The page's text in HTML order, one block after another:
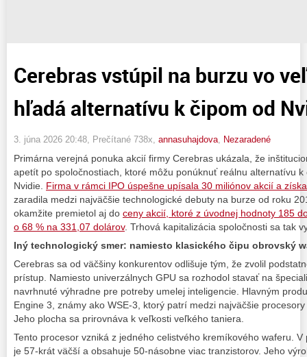
Cerebras vstúpil na burzu vo
hľadá alternatívu k čipom od
3. júna 2026 20:48 , Prečítané 738x, annasuhajdova Nezaradené
Primárna verejná ponuka akcií firmy Cerebras ukázala, že
apetít po spoločnostiach, ktoré môžu ponúknuť reálnu alternatívu
Nvidie. Firma v rámci IPO úspešne upísala 30 miliónov akcií a
zaradila medzi najväčšie technologické debuty na burze od roku
okamžite premietol aj do ceny akcií, ktoré z úvodnej hodnoty 185
o 68 % na 331,07 dolárov. Trhová kapitalizácia spoločnosti sa tak
Iný technologický smer: namiesto klasického čipu obrovský
Cerebras sa od väčšiny konkurentov odlišuje tým, že zvolil
prístup. Namiesto univerzálnych GPU sa rozhodol stavať na
navrhnuté výhradne pre potreby umelej inteligencie. Hlavným
Engine 3, známy ako WSE-3, ktorý patrí medzi najväčšie
Jeho plocha sa prirovnáva k veľkosti veľkého taniera.
Tento procesor vzniká z jedného celistvého kremíkového waferu.
je 57-krát väčší a obsahuje 50-násobne viac tranzistorov. Jeho